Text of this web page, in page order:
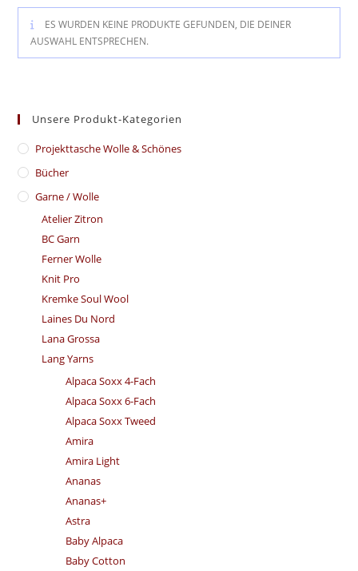
ES WURDEN KEINE PRODUKTE GEFUNDEN, DIE DEINER
AUSWAHL ENTSPRECHEN.
Unsere Produkt-Kategorien
​Projekttasche Wolle & Schönes
Bücher
Garne / Wolle
Atelier Zitron
BC Garn
Ferner Wolle
Knit Pro
Kremke Soul Wool
Laines Du Nord
Lana Grossa
Lang Yarns
Alpaca Soxx 4-Fach
Alpaca Soxx 6-Fach
Alpaca Soxx Tweed
Amira
Amira Light
Ananas
Ananas+
Astra
Baby Alpaca
Baby Cotton